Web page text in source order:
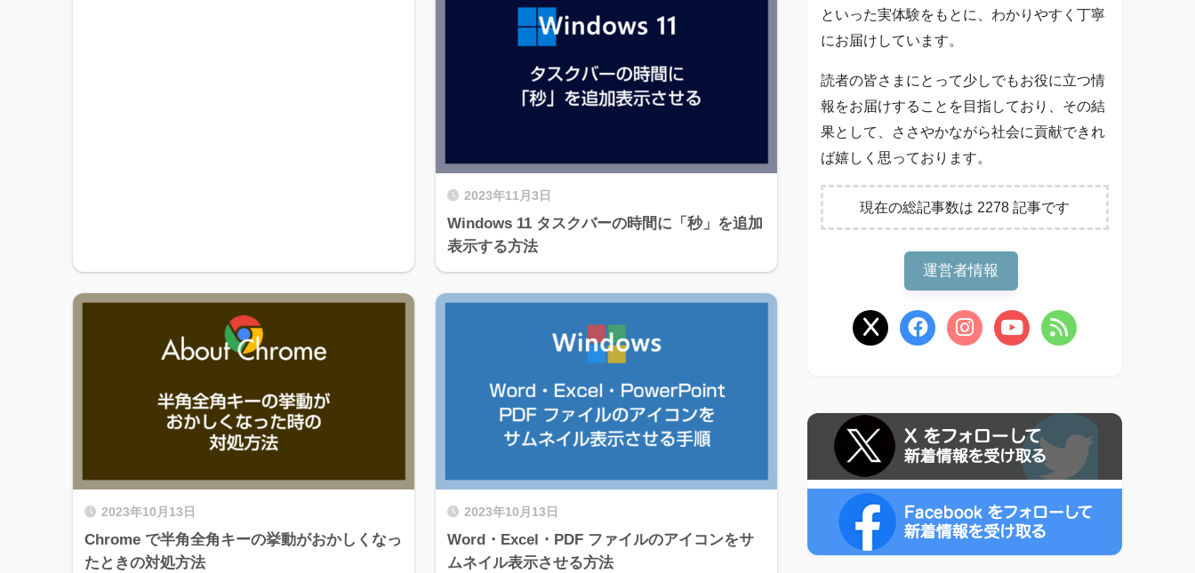
2023年11月3日
Windows 11 タスクバーの時間に「秒」を追加
表示する方法
2023年10月13日
Chrome で半角全角キーの挙動がおかしくなっ
たときの対処方法
2023年10月13日
Word・Excel・PDF ファイルのアイコンをサ
ムネイル表示させる方法
といった実体験をもとに、わかりやすく丁寧
にお届けしています。
読者の皆さまにとって少しでもお役に立つ情
報をお届けすることを目指しており、その結
果として、ささやかながら社会に貢献できれ
ば嬉しく思っております。
現在の総記事数は 2278 記事です
運営者情報